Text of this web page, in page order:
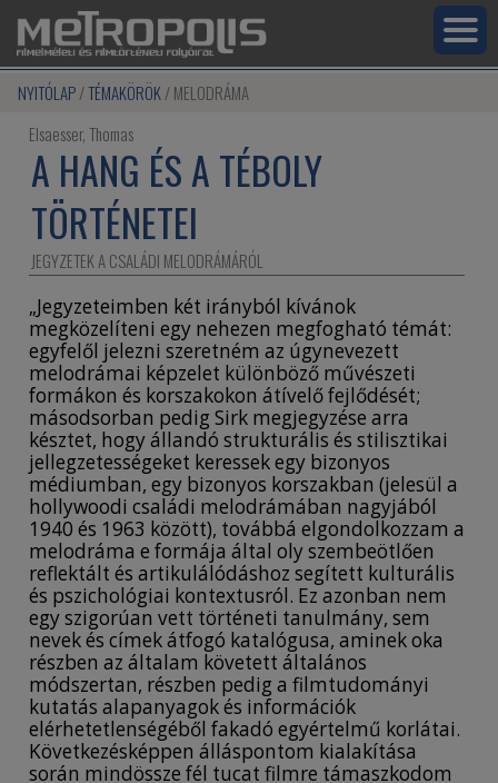
NYITÓLAP TÉMAKÖRÖK MELODRÁMA
Elsaesser, Thomas
A HANG ÉS A TÉBOLY
TÖRTÉNETEI
JEGYZETEK A CSALÁDI MELODRÁMÁRÓL
„Jegyzeteimben két irányból kívánok
megközelíteni egy nehezen megfogható témát:
egyfelől jelezni szeretném az úgynevezett
melodrámai képzelet különböző művészeti
formákon és korszakokon átívelő fejlődését;
másodsorban pedig Sirk megjegyzése arra
késztet, hogy állandó strukturális és stilisztikai
jellegzetességeket keressek egy bizonyos
médiumban, egy bizonyos korszakban (jelesül a
hollywoodi családi melodrámában nagyjából
1940 és 1963 között), továbbá elgondolkozzam a
melodráma e formája által oly szembeötlően
reflektált és artikulálódáshoz segített kulturális
és pszichológiai kontextusról. Ez azonban nem
egy szigorúan vett történeti tanulmány, sem
nevek és címek átfogó katalógusa, aminek oka
részben az általam követett általános
módszertan, részben pedig a filmtudományi
kutatás alapanyagok és információk
elérhetetlenségéből fakadó egyértelmű korlátai.
Következésképpen álláspontom kialakítása
során mindössze fél tucat filmre támaszkodom